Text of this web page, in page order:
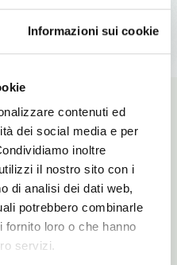
Informazioni sui cookie
contenuti ed
dei social media e per
inoltre
il nostro sito con i
di analisi dei dati web,
potrebbero combinarle
loro o che hanno
servizi.
Home